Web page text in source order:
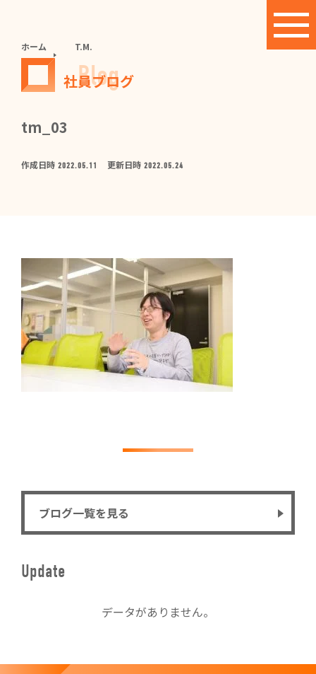
ホーム T.M.
Blog
社員ブログ
tm_03
作成日時 2022.05.11 更新日時 2022.05.24
ブログ一覧を見る
Update
データがありません。